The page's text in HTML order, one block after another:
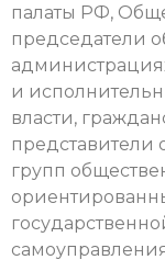
палаты РФ,
председатели
и
власти,
групп